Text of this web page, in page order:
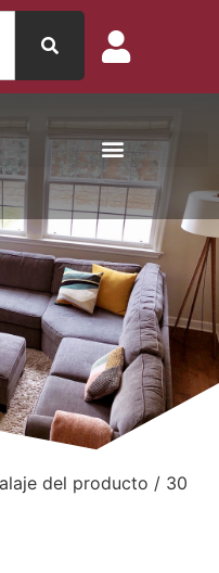
del producto / 30